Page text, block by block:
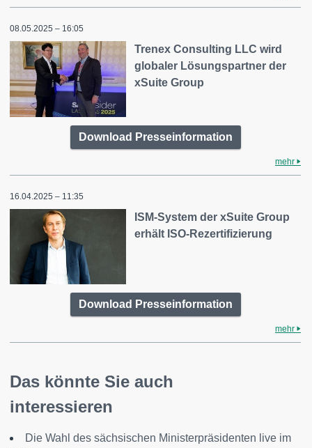
08.05.2025 – 16:05
Trenex Consulting LLC wird
globaler Lösungspartner der
xSuite Group
Download Presseinformation
mehr
16.04.2025 – 11:35
ISM-System der xSuite Group
erhält ISO-Rezertifizierung
Download Presseinformation
mehr
Das könnte Sie auch
interessieren
Die Wahl des sächsischen Ministerpräsidenten live im